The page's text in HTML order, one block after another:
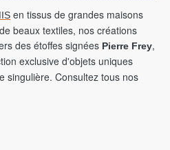
en tissus de grandes maisons
beaux textiles, nos créations
des étoffes signées Pierre Frey,
exclusive d'objets uniques
singulière. Consultez tous nos